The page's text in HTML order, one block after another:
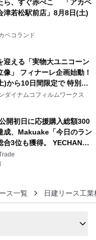
ら、すぐ赤べこ 「アカベ
津若松駅前店」8月8日(土)
ベコランド
迎える「実物大ユニコーン
像」 フィナーレ企画始動！
)から10日間限定で 特別映
GUNDAM Statue ―
―』を上映！
ダイナムコフィルムワークス
開初日に応援購入総額300
成、Makuake「今日のラン
合3位も獲得。 YECHAN音
グボウル第2弾の大型サイ
・3XL）を先行販売中
ス一覧 日建リース工